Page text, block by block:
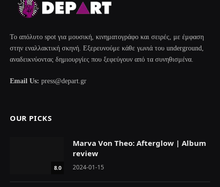
Το απόλυτο spot για μουσική, κινηματογράφο και σειρές, με έμφαση
στην εναλλακτική σκηνή. Εξερευνούμε κάθε γωνιά του underground,
αναδεικνύοντας δημιουργίες που ξεφεύγουν από τα συνηθισμένα.
Email Us: press@depart.gr
OUR PICKS
8.0
Marva Von Theo: Afterglow | Album
review
2024-01-15